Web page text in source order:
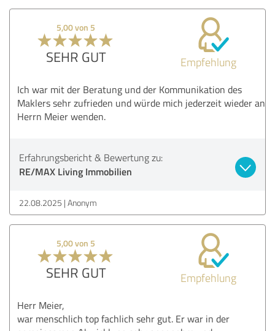
5,00 von 5
SEHR GUT Empfehlung
Ich war mit der Beratung und der Kommunikation des
Maklers sehr zufrieden und würde mich jederzeit wieder an
Herrn Meier wenden.
Erfahrungsbericht & Bewertung zu:
RE/MAX Living Immobilien
22.08.2025 Anonym
5,00 von 5
SEHR GUT Empfehlung
Herr Meier,
war menschlich top fachlich sehr gut. Er war in der